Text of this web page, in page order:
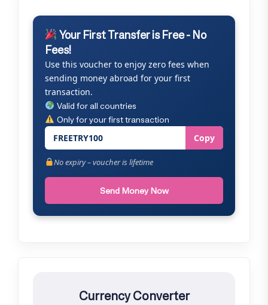
Your First Transfer is Free - No
Fees!
Use this voucher to enjoy zero fees when
sending money abroad for your first
transaction.
Valid for all countries
Only for your first transaction
FREETRY100 Copy
No expiry – voucher is lifetime
Send Money Now
Currency Converter